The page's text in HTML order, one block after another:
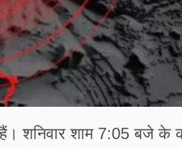
शाम 7:05 बजे के